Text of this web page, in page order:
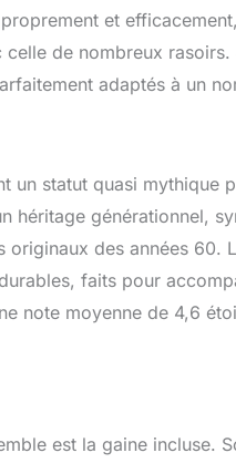
et
de nombreux
adaptés à un
un statut quasi
héritage générationnel,
des années
faits pour
note moyenne de 4,6
est la gaine incluse.